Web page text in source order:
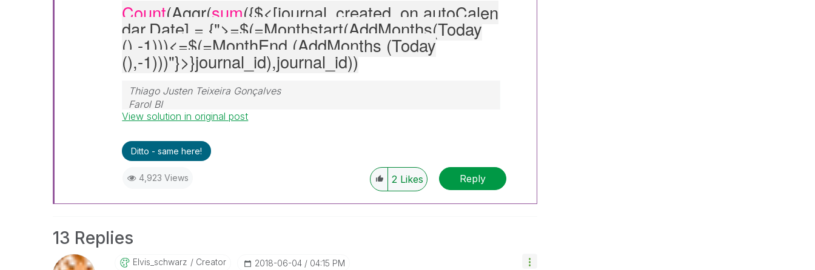
Count(Aggr(sum({$<[journal_created_on.autoCalen
dar.Date] = {">=$(=Monthstart(AddMonths(Today
(),-1)))<=$(=MonthEnd (AddMonths (Today
(),-1)))"}>}journal_id),journal_id))
Thiago Justen Teixeira Gonçalves
Farol BI
WhatsApp: 24 98152-1675
View solution in original post
Ditto - same here!
4,923 Views 2 Likes Reply
13 Replies
Elvis_schwarz Creator ‎2018-06-04 04:15 PM